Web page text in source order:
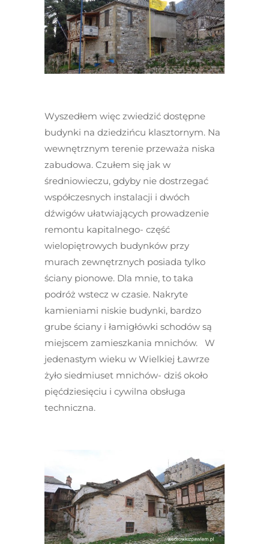
Wyszedłem więc zwiedzić dostępne
budynki na dziedzińcu klasztornym. Na
wewnętrznym terenie przeważa niska
zabudowa. Czułem się jak w
średniowieczu, gdyby nie dostrzegać
współczesnych instalacji i dwóch
dźwigów ułatwiających prowadzenie
remontu kapitalnego- część
wielopiętrowych budynków przy
murach zewnętrznych posiada tylko
ściany pionowe. Dla mnie, to taka
podróż wstecz w czasie. Nakryte
kamieniami niskie budynki, bardzo
grube ściany i łamigłówki schodów są
miejscem zamieszkania mnichów. W
jedenastym wieku w Wielkiej Ławrze
żyło siedmiuset mnichów- dziś około
pięćdziesięciu i cywilna obsługa
techniczna.